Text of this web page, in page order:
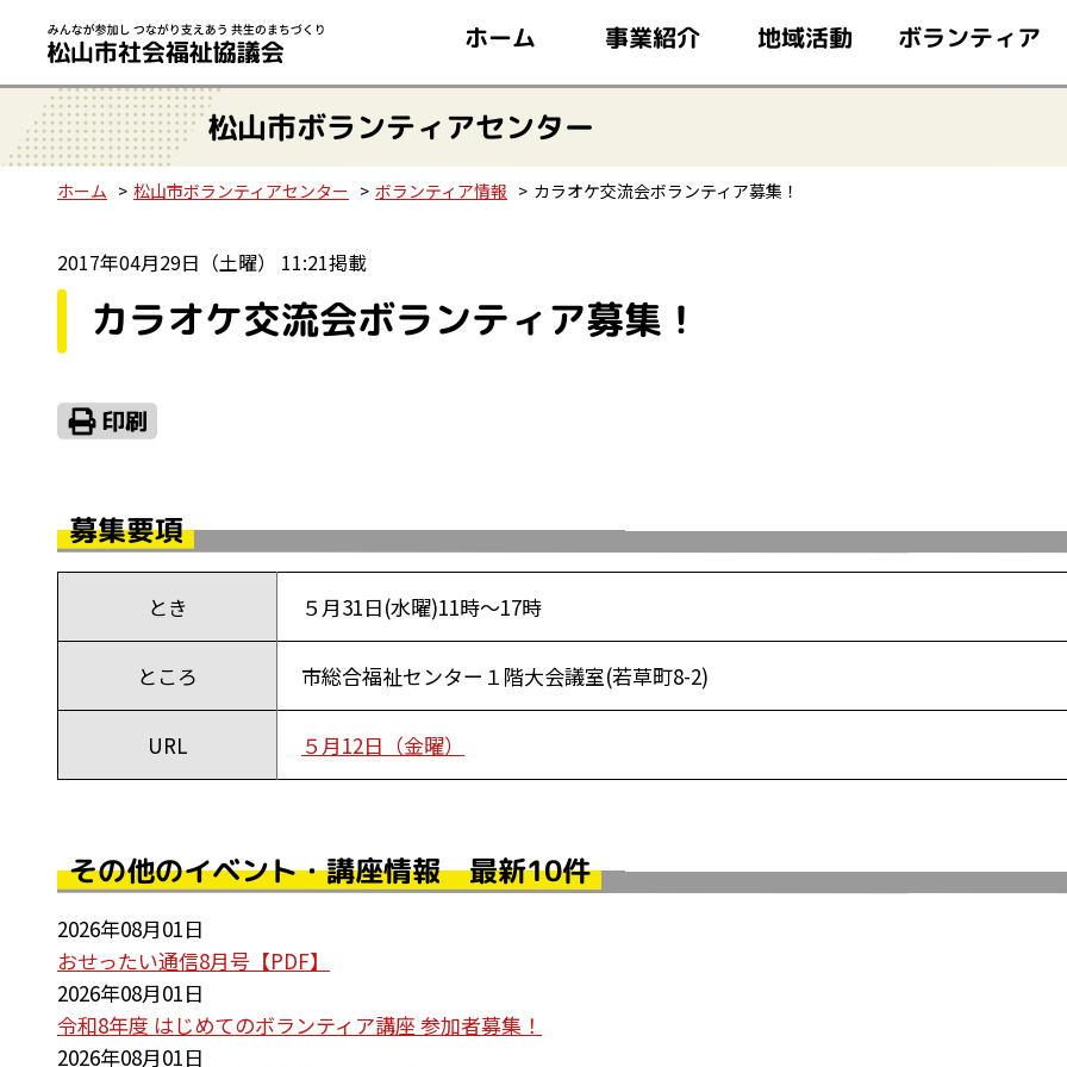
ホーム 事業紹介 地域活動 ボランティア
松山市ボランティアセンター
ホーム 松山市ボランティアセンター ボランティア情報 カラオケ交流会ボランティア募集！
2017年04月29日（土曜） 11:21掲載
カラオケ交流会ボランティア募集！
募集要項
とき ５月31日(水曜)11時～17時
ところ 市総合福祉センター１階大会議室(若草町8-2)
URL ５月12日（金曜）
その他のイベント・講座情報 最新10件
2026年08月01日
おせったい通信8月号【PDF】
2026年08月01日
令和8年度 はじめてのボランティア講座 参加者募集！
2026年08月01日